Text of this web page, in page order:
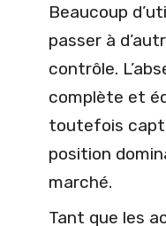
Beaucoup
passer à
contrôle.
complète et
toutefois
position
marché.
Tant que les